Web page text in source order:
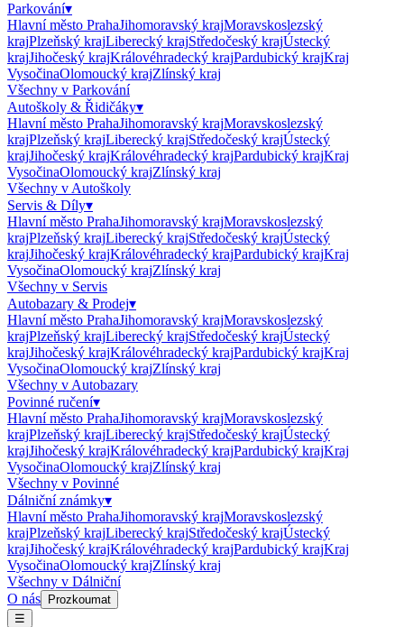
Parkování▾
Hlavní město PrahaJihomoravský krajMoravskoslezský
krajPlzeňský krajLiberecký krajStředočeský krajÚstecký
krajJihočeský krajKrálovéhradecký krajPardubický krajKraj
VysočinaOlomoucký krajZlínský kraj
Všechny v Parkování
Autoškoly & Řidičáky▾
Hlavní město PrahaJihomoravský krajMoravskoslezský
krajPlzeňský krajLiberecký krajStředočeský krajÚstecký
krajJihočeský krajKrálovéhradecký krajPardubický krajKraj
VysočinaOlomoucký krajZlínský kraj
Všechny v Autoškoly
Servis & Díly▾
Hlavní město PrahaJihomoravský krajMoravskoslezský
krajPlzeňský krajLiberecký krajStředočeský krajÚstecký
krajJihočeský krajKrálovéhradecký krajPardubický krajKraj
VysočinaOlomoucký krajZlínský kraj
Všechny v Servis
Autobazary & Prodej▾
Hlavní město PrahaJihomoravský krajMoravskoslezský
krajPlzeňský krajLiberecký krajStředočeský krajÚstecký
krajJihočeský krajKrálovéhradecký krajPardubický krajKraj
VysočinaOlomoucký krajZlínský kraj
Všechny v Autobazary
Povinné ručení▾
Hlavní město PrahaJihomoravský krajMoravskoslezský
krajPlzeňský krajLiberecký krajStředočeský krajÚstecký
krajJihočeský krajKrálovéhradecký krajPardubický krajKraj
VysočinaOlomoucký krajZlínský kraj
Všechny v Povinné
Dálniční známky▾
Hlavní město PrahaJihomoravský krajMoravskoslezský
krajPlzeňský krajLiberecký krajStředočeský krajÚstecký
krajJihočeský krajKrálovéhradecký krajPardubický krajKraj
VysočinaOlomoucký krajZlínský kraj
Všechny v Dálniční
O nás
Prozkoumat
☰